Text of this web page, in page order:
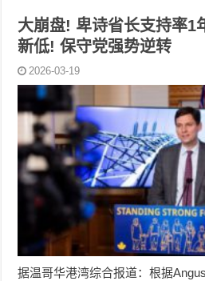
大崩盘! 卑诗省长支持率1
新低! 保守党强势逆转
2026-03-19
据温哥华港湾综合报道：根据